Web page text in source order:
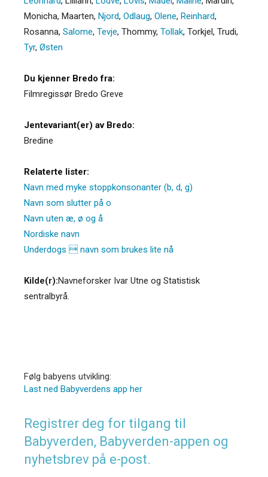
Monicha, Maarten, Njord, Odlaug, Olene, Reinhard,
Rosanna, Salome, Tevje, Thommy, Tollak, Torkjel, Trudi,
Tyr, Østen
Du kjenner Bredo fra:
Filmregissør Bredo Greve
Jentevariant(er) av Bredo:
Bredine
Relaterte lister:
Navn med myke stoppkonsonanter (b, d, g)
Navn som slutter på o
Navn uten æ, ø og å
Nordiske navn
Underdogs  navn som brukes lite nå
Kilde(r):Navneforsker Ivar Utne og Statistisk
sentralbyrå.
Følg babyens utvikling:
Last ned Babyverdens app her
Registrer deg for tilgang til
Babyverden, Babyverden-appen og
nyhetsbrev på e-post.